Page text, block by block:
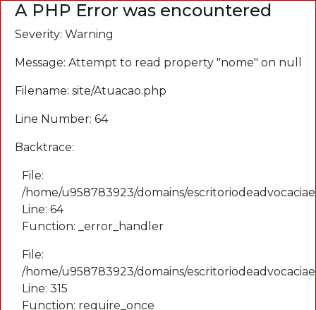
A PHP Error was encountered
Severity: Warning
Message: Attempt to read property "nome" on null
Filename: site/Atuacao.php
Line Number: 64
Backtrace:
File:
/home/u958783923/domains/
Line: 64
Function: _error_handler
File:
/home/u958783923/domains/
Line: 315
Function: require_once